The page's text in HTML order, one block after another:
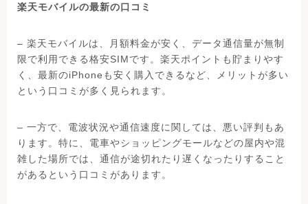
楽天モバイルの最新の口コミ
– 楽天モバイルは、月額料金が安く、データ通信量が無制
限で利用できる格安SIMです。楽天ポイントも貯まりやす
く、最新のiPhoneも安く購入できるなど、メリットが多い
という口コミが多く見られます。
– 一方で、電波状況や通信速度に関しては、悪い評判もあ
ります。特に、電車やショッピングモールなどの屋内や混
雑した場所では、通信が途切れたり遅くなったりすること
があるという口コミがあります。